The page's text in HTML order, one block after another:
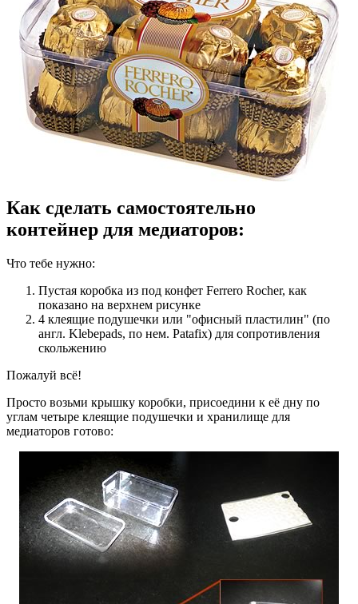
Как сделать самостоятельно
контейнер для медиаторов:
Что тебе нужно:
Пустая коробка из под конфет Ferrero Rocher, как
показано на верхнем рисунке
4 клеящие подушечки или "офисный пластилин" (по
англ. Klebepads, по нем. Patafix) для сопротивления
скольжению
Пожалуй всё!
Просто возьми крышку коробки, присоедини к её дну по
углам четыре клеящие подушечки и хранилище для
медиаторов готово: